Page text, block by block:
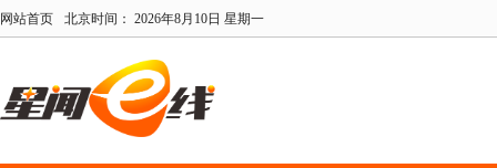
网站首页 北京时间： 2026年8月10日 星期一